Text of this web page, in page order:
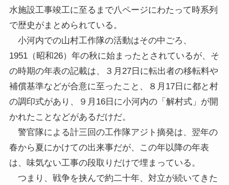
水施設工事竣工に至るまで八ページにわたって時系列
で歴史がまとめられている。
小河内での山村工作隊の活動はその中ごろ、
1951（昭和26）年の秋に始まったとされているが、そ
の時期の年表の記載は、３月27日に転出者の移転料や
補償基準などが合意に至ったこと、８月17日に都と村
の調印式があり、９月16日に小河内の「解村式」が開
かれたことなどがあるだけだ。
警官隊による計三回の工作隊アジト摘発は、翌年の
春から夏にかけての出来事だが、この年以降の年表
は、味気ない工事の段取りだけで埋まっている。
つまり、戦争を挟んで約二十年、対立が続いてきた